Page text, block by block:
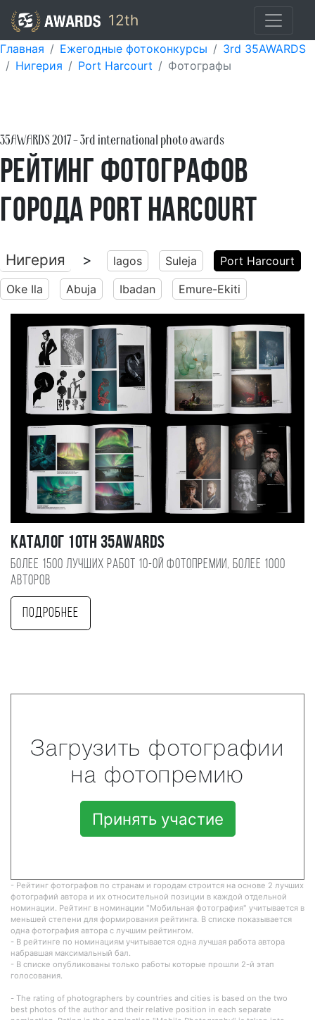
12th
Главная Ежегодные фотоконкурсы
3rd 35AWARDS
Нигерия
Port Harcourt Фотографы
35AWARDS2017- 3rd international photo awards
Рейтинг фотографов
города Port Harcourt
Нигерия > lagos Suleja
Port Harcourt
Oke Ila
Abuja Ibadan Emure-Ekiti
Каталог 10TH 35AWARDS
Более 1500 лучших работ 10-ой фотопремии, более 1000
авторов
Подробнее
Загрузить фотографии
на фотопремию
Принять участие
- Рейтинг фотографов по странам и городам строится на основе 2 лучших
фотографий автора и их относительной позиции в каждой отдельной
номинации. Рейтинг в номинации "Мобильная фотография" учитывается в
меньшей степени для формирования рейтинга. В списке показывается
одна фотография автора с лучшим рейтингом.
- В рейтинге по номинациям учитывается одна лучшая работа автора
набравшая максимальный бал.
- В списке опубликованы только работы которые прошли 2-й этап
голосования.
- The rating of photographers by countries and cities is based on the two
best photos of the author and their relative position in each separate